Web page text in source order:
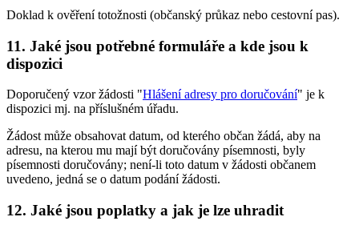
Doklad k ověření totožnosti (občanský průkaz nebo cestovní pas).
11. Jaké jsou potřebné formuláře a kde jsou k
dispozici
Doporučený vzor žádosti "Hlášení adresy pro doručování" je k
dispozici mj. na příslušném úřadu.
Žádost může obsahovat datum, od kterého občan žádá, aby na
adresu, na kterou mu mají být doručovány písemnosti, byly
písemnosti doručovány; není-li toto datum v žádosti občanem
uvedeno, jedná se o datum podání žádosti.
12. Jaké jsou poplatky a jak je lze uhradit